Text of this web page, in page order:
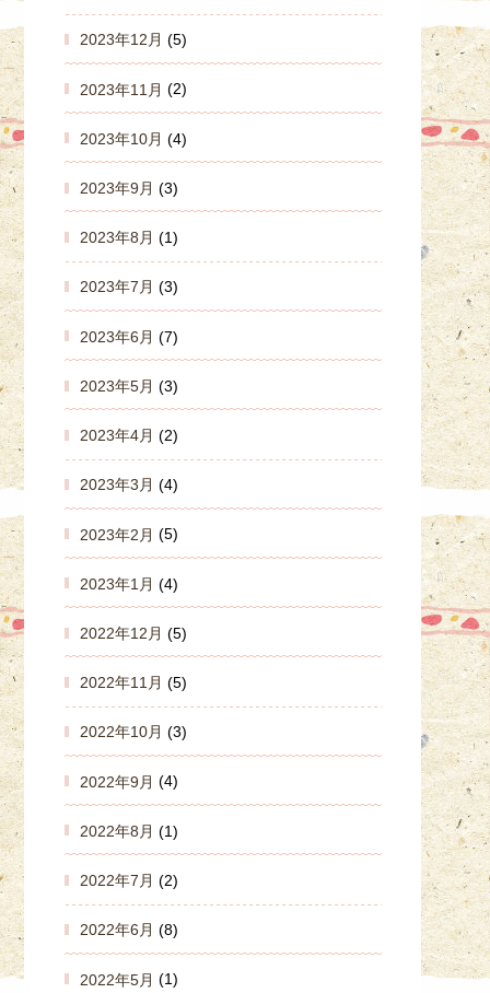
2023年12月 (5)
2023年11月 (2)
2023年10月 (4)
2023年9月 (3)
2023年8月 (1)
2023年7月 (3)
2023年6月 (7)
2023年5月 (3)
2023年4月 (2)
2023年3月 (4)
2023年2月 (5)
2023年1月 (4)
2022年12月 (5)
2022年11月 (5)
2022年10月 (3)
2022年9月 (4)
2022年8月 (1)
2022年7月 (2)
2022年6月 (8)
2022年5月 (1)